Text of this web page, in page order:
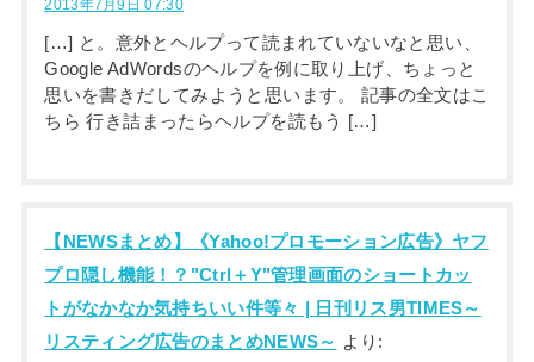
2013年7月9日 07:30
[…] と。意外とヘルプって読まれていないなと思い、
Google AdWordsのヘルプを例に取り上げ、ちょっと
思いを書きだしてみようと思います。 記事の全文はこ
ちら 行き詰まったらヘルプを読もう […]
【NEWSまとめ】《Yahoo!プロモーション広告》ヤフ
プロ隠し機能！？"Ctrl＋Y"管理画面のショートカッ
トがなかなか気持ちいい件等々 | 日刊リス男TIMES～
リスティング広告のまとめNEWS～ より: